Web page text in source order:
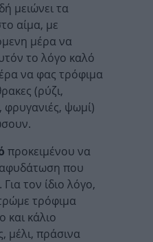
μειώνει τα
αίμα, με
μέρα να
το λόγο καλό
να φας τρόφιμα
(ρύζι,
φρυγανιές, ψωμί)
προκειμένου να
αφυδάτωση που
τον ίδιο λόγο,
τρόφιμα
και κάλιο
μέλι, πράσινα